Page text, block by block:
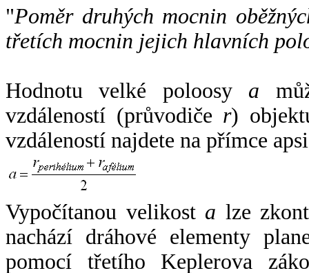
"Poměr druhých mocnin
třetích mocnin jejich hlavních
Hodnotu velké poloosy a
vzdáleností (průvodiče r)
vzdáleností najdete na přímce
Vypočítanou velikost a lze
nachází dráhové elementy
pomocí třetího Keplerova